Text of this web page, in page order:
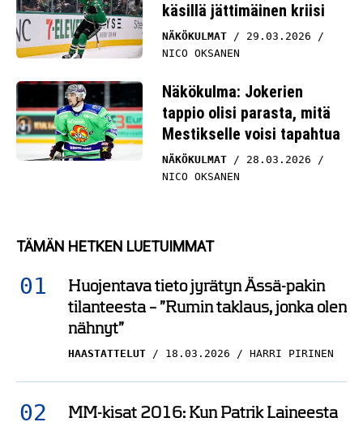
käsillä jättimäinen kriisi
NÄKÖKULMAT
29.03.2026
NICO OKSANEN
Näkökulma: Jokerien
tappio olisi parasta, mitä
Mestikselle voisi tapahtua
NÄKÖKULMAT
28.03.2026
NICO OKSANEN
TÄMÄN HETKEN LUETUIMMAT
Huojentava tieto jyrätyn Ässä-pakin
tilanteesta – ”Rumin taklaus, jonka olen
nähnyt”
HAASTATTELUT 18.03.2026 HARRI PIRINEN
MM-kisat 2016: Kun Patrik Laineesta